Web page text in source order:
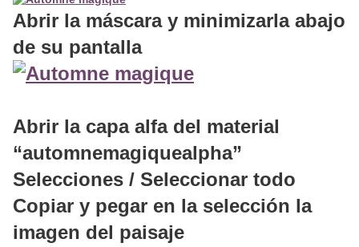
Abrir la máscara y minimizarla abajo
de su pantalla
Abrir la capa alfa del material
“automnemagiquealpha”
Selecciones / Seleccionar todo
Copiar y pegar en la selección la
imagen del paisaje